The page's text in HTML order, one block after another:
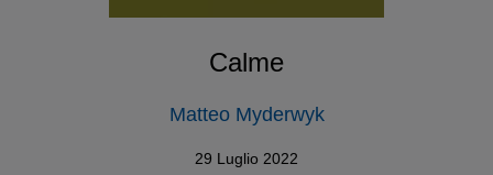
Calme
Matteo Myderwyk
29 Luglio 2022